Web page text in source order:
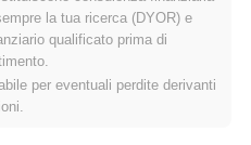
investimento diversificata.
exchange decentralizzati, ha
nello spazio DeFi, riflettendo
di Ethereum e la generazione
la tua ricerca (DYOR) e
qualificato prima di
per eventuali perdite derivanti